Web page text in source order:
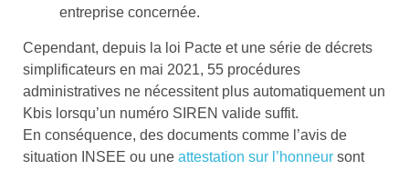
entreprise concernée.
Cependant, depuis la loi Pacte et une série de décrets
simplificateurs en mai 2021, 55 procédures
administratives ne nécessitent plus automatiquement un
Kbis lorsqu’un numéro SIREN valide suffit.
En conséquence, des documents comme l’avis de
situation INSEE ou une attestation sur l’honneur sont